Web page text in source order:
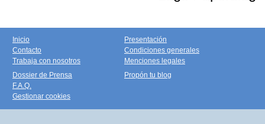
Inicio
Contacto
Trabaja con nosotros
Presentación
Condiciones generales
Menciones legales
Dossier de Prensa
F.A.Q.
Gestionar cookies
Propón tu blog